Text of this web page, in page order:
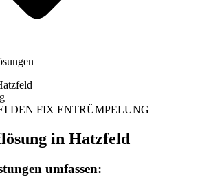
DEN FIX ENTRÜMPELUNG
in Hatzfeld
umfassen: